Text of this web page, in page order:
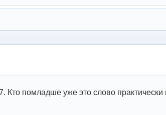
Кто помладше уже это слово практически